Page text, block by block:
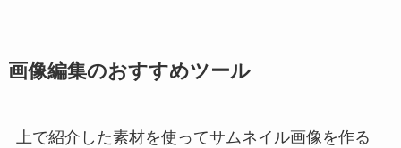
画像編集のおすすめツール
上で紹介した素材を使ってサムネイル画像を作る